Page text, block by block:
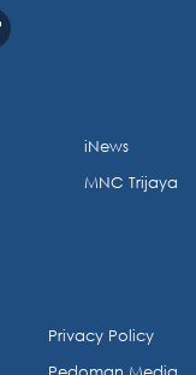
iNews
MNC Trijaya
Privacy Policy